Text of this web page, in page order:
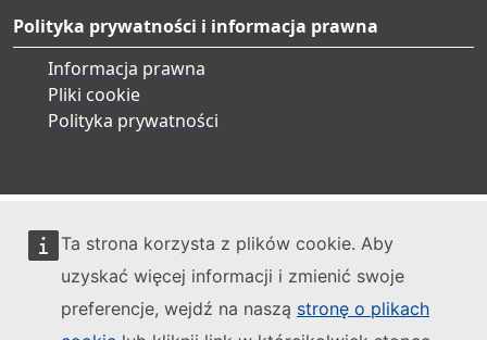
Ta strona korzysta z plików cookie. Aby
uzyskać więcej informacji i zmienić swoje
preferencje, wejdź na naszą stronę o plikach
Polityka prywatności i informacja prawna
Informacja prawna
Pliki cookie
Polityka prywatności